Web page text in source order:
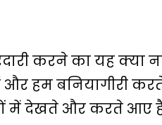
करने का यह क्या
हम बनियागीरी
में देखते और करते आए